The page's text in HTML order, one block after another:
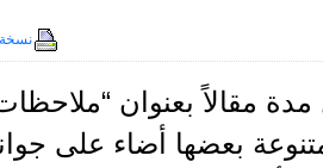
نسخة
مقالاً بعنوان
بعضها أضاء على